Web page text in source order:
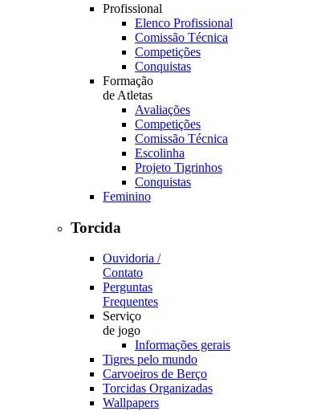
Profissional
Elenco Profissional
Comissão Técnica
Competições
Conquistas
Formação
de Atletas
Avaliações
Competições
Comissão Técnica
Escolinha
Projeto Tigrinhos
Conquistas
Feminino
Torcida
Ouvidoria /
Contato
Perguntas
Frequentes
Serviço
de jogo
Informações gerais
Tigres pelo mundo
Carvoeiros de Berço
Torcidas Organizadas
Wallpapers